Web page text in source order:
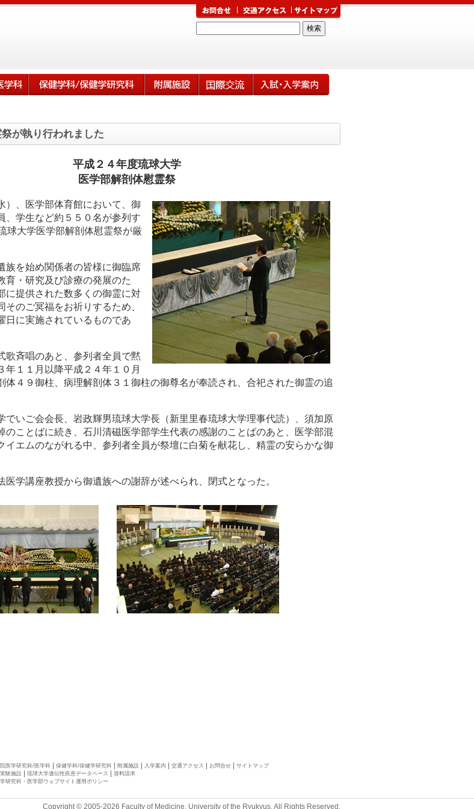
が執り行われました
平成２４年度琉球大学
医学部解剖体慰霊祭
）、医学部体育館において、御
、学生など約５５０名が参列す
球大学医学部解剖体慰霊祭が厳
族を始め関係者の皆様に御臨席
育・研究及び診療の発展のた
に提供された数多くの御霊に対
そのご冥福をお祈りするため、
日に実施されているものであ
歌斉唱のあと、参列者全員で黙
年１１月以降平成２４年１０月
体４９御柱、病理解剖体３１御柱の御尊名が奉読され、合祀された御霊の追
でいご会会長、岩政輝男琉球大学長（新里里春琉球大学理事代読）、須加原
のことばに続き、石川清磁医学部学生代表の感謝のことばのあと、医学部混
イエムのながれる中、参列者全員が祭壇に白菊を献花し、精霊の安らかな御
医学講座教授から御遺族への謝辞が述べられ、閉式となった。
医学研究科/医学科 保健学科/保健学研究科 附属施設 入学案内 交通アクセス お問合せ
サイトマップ
験施設 琉球大学遺伝性疾患データベース
資料請求
研究科・医学部ウェブサイト運用ポリシー
Copyright © 2005-2026 Faculty of Medicine, University of the Ryukyus. All Rights Reserved.